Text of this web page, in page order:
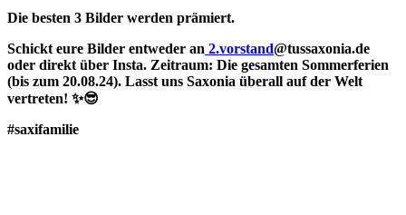
Die besten 3 Bilder werden prämiert.
Schickt eure Bilder entweder an 2.vorstand@tussaxonia.de
oder direkt über Insta. Zeitraum: Die gesamten Sommerferien
(bis zum 20.08.24). Lasst uns Saxonia überall auf der Welt
vertreten! ✨😎
#saxifamilie